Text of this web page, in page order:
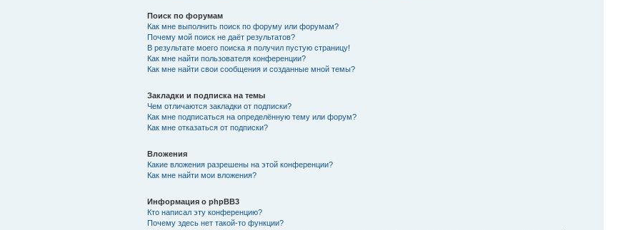
Поиск по форумам
Как мне выполнить поиск по форуму или форумам?
Почему мой поиск не даёт результатов?
В результате моего поиска я получил пустую страницу!
Как мне найти пользователя конференции?
Как мне найти свои сообщения и созданные мной темы?
Закладки и подписка на темы
Чем отличаются закладки от подписки?
Как мне подписаться на определённую тему или форум?
Как мне отказаться от подписки?
Вложения
Какие вложения разрешены на этой конференции?
Как мне найти мои вложения?
Информация о phpBB3
Кто написал эту конференцию?
Почему здесь нет такой-то функции?